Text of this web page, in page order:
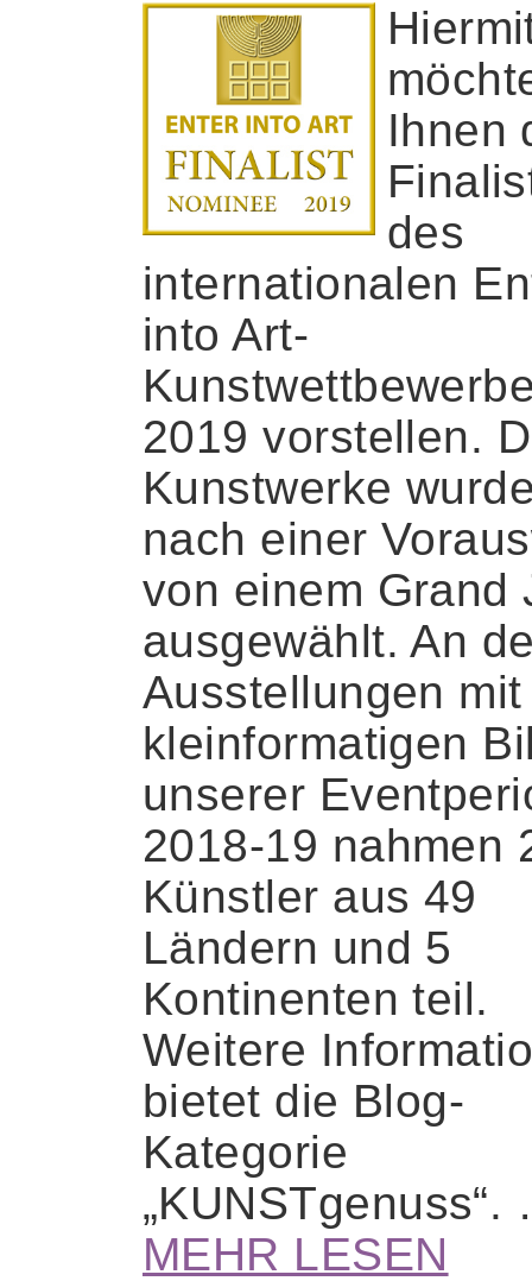
Ihnen
des
internationalen
into Art-
2019 vorstellen.
Kunstwerke
nach einer
von einem Grand
ausgewählt. An
Ausstellungen mit
kleinformatigen
unserer
2018-19 nahmen
Künstler aus 49
Ländern und 5
Kontinenten teil.
Weitere
bietet die Blog-
Kategorie
MEHR LESEN